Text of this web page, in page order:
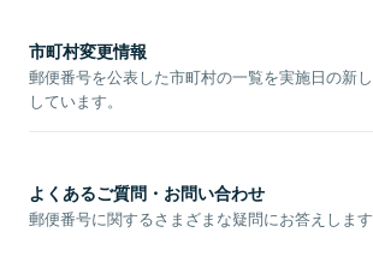
市町村変更情報
郵便番号を公表した市町村の一覧を実施日の新
しています。
よくあるご質問・お問い合わせ
郵便番号に関するさまざまな疑問にお答えします